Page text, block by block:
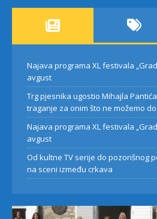
Najava programa XL festivala
avgust
Trg pjesnika ugostio Mihajla
traganje za onim što ne možemo
Najava programa XL festivala
avgust
Od kultne TV serije do pozorišnog
na sceni između crkava